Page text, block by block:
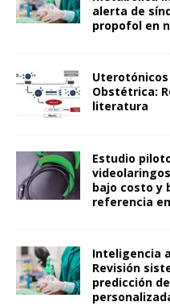
alerta de
propofol en
Obstétrica:
literatura
Estudio
bajo costo y
referencia
Inteligencia
Revisión
predicción